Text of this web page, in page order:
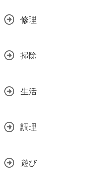
修理
掃除
生活
調理
遊び